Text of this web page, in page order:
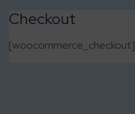
Checkout
[woocommerce_checkout]